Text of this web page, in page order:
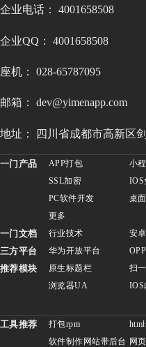
企业电话： 4001658508
企业QQ： 4001658508
座机： 028-65787095
邮箱： dev@yimenapp.com
地址： 四川省成都市高新区
一门产品 APP打包 小
SSL加密
IOS
PC软件开发
桌
更多
一门文档 行业技术 安
三方平台 华为开放平台
推荐模块 原生标题栏 扫
浏览器UA
IOS
工具推荐 打包rpm
软件制作网站带后台 网